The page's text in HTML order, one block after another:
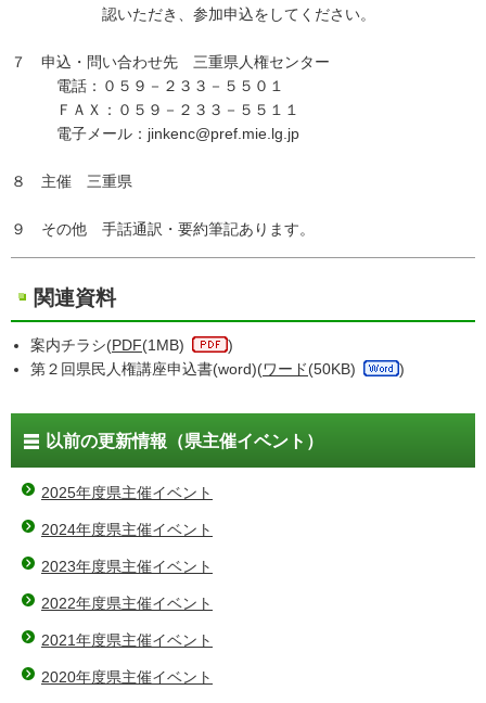
認いただき、参加申込をしてください。
７ 申込・問い合わせ先 三重県人権センター
電話：０５９－２３３－５５０１
ＦＡＸ：０５９－２３３－５５１１
電子メール：jinkenc@pref.mie.lg.jp
８ 主催 三重県
９ その他 手話通訳・要約筆記あります。
関連資料
案内チラシ(PDF(1MB)
)
第２回県民人権講座申込書(word)(ワード(50KB) )
以前の更新情報（県主催イベント）
2025年度県主催イベント
2024年度県主催イベント
2023年度県主催イベント
2022年度県主催イベント
2021年度県主催イベント
2020年度県主催イベント